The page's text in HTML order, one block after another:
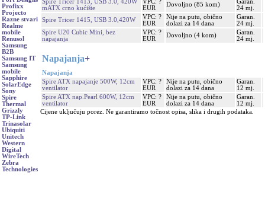
Profixx
Projecto
Razne stvari
Realme
mobile
Renusol
Samsung
B2B
Samsung IT
Samsung
mobile
Sapphire
SolarEdge
Sony
Spire
Thermal
Grizzly
TP-Link
Trinasolar
Ubiquiti
Unitech
Western
Digital
WireTech
Zebra
Technologies
mATX crno kućište
EUR
Dovoljno (85 kom)
24 mj.
Spire Tricer 1415, USB 3.0,420W
VPC: ?
EUR
Nije na putu, obično
dolazi za 14 dana
Garan.
24 mj.
Spire U20 Cubic Mini, bez
napajanja
VPC: ?
EUR
Dovoljno (4 kom)
Garan.
24 mj.
Napajanja+
Napajanja
Spire ATX napajanje 500W, 12cm
ventilator
VPC: ?
EUR
Nije na putu, obično
dolazi za 14 dana
Garan.
12 mj.
Spire ATX nap.Pearl 600W, 12cm
ventilator
VPC: ?
EUR
Nije na putu, obično
dolazi za 14 dana
Garan.
12 mj.
Cijene uključuju porez. Ne garantiramo točnost opisa, slika i drugih podataka.